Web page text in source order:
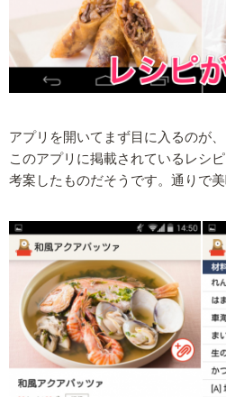
アプリを開いてまず目に入るのが
このアプリに掲載されているレシ
考案したものだそうです。通りで